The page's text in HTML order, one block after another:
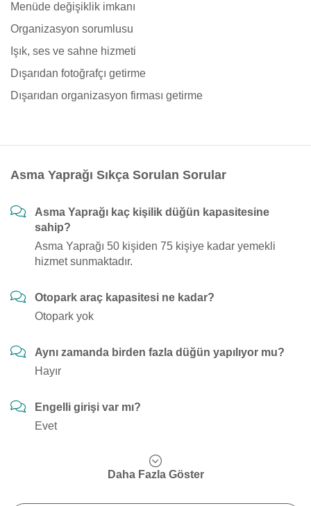
Menüde değişiklik imkanı
Organizasyon sorumlusu
Işık, ses ve sahne hizmeti
Dışarıdan fotoğrafçı getirme
Dışarıdan organizasyon firması getirme
Asma Yaprağı Sıkça Sorulan Sorular
Asma Yaprağı kaç kişilik düğün kapasitesine
sahip?
Asma Yaprağı 50 kişiden 75 kişiye kadar yemekli
hizmet sunmaktadır.
Otopark araç kapasitesi ne kadar?
Otopark yok
Aynı zamanda birden fazla düğün yapılıyor mu?
Hayır
Engelli girişi var mı?
Evet
Daha Fazla Göster